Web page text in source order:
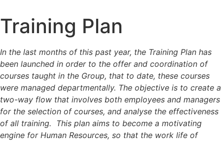
Training Plan
In the last months of this past year, the Training Plan has
been launched in order to the offer and coordination of
courses taught in the Group, that to date, these courses
were managed departmentally. The objective is to create a
two-way flow that involves both employees and managers
for the selection of courses, and analyse the effectiveness
of all training. This plan aims to become a motivating
engine for Human Resources, so that the work life of